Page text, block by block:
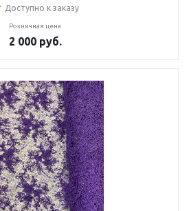
Доступно к заказу
Розничная цена
2 000руб.